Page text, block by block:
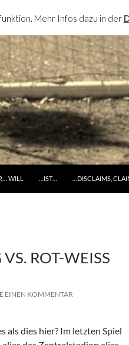
WILL …IST… …DISCLAIMS,
ROT-WEISS E
EINEN KOMMENTAR
als dies hier? Im letzten Spiel
Mehr Infos dazu in der